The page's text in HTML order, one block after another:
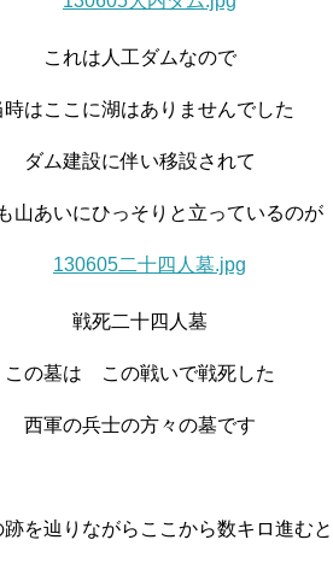
これは人工ダムなので
時はここに湖はありませんでした
ダム建設に伴い移設されて
山あいにひっそりと立っているのが
戦死二十四人墓
この墓は この戦いで戦死した
西軍の兵士の方々の墓です
跡を辿りながらここから数キロ進むと